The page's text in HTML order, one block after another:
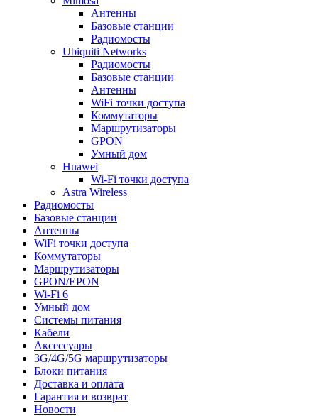
Антенны
Базовые станции
Радиомосты
Ubiquiti Networks
Радиомосты
Базовые станции
Антенны
WiFi точки доступа
Коммутаторы
Маршрутизаторы
GPON
Умный дом
Huawei
Wi-Fi точки доступа
Astra Wireless
Радиомосты
Базовые станции
Антенны
WiFi точки доступа
Коммутаторы
Маршрутизаторы
GPON/EPON
Wi-Fi 6
Умный дом
Системы питания
Кабели
Аксессуары
3G/4G/5G маршрутизаторы
Блоки питания
Доставка и оплата
Гарантия и возврат
Новости